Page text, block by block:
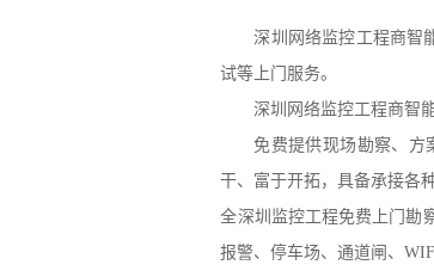
深圳网络监控工程商智
试等上门服务。
深圳网络监控工程商智
免费提供现场勘察、方
干、富于开拓，具备承接各
全深圳监控工程免费上门勘
报警、停车场、通道闸、